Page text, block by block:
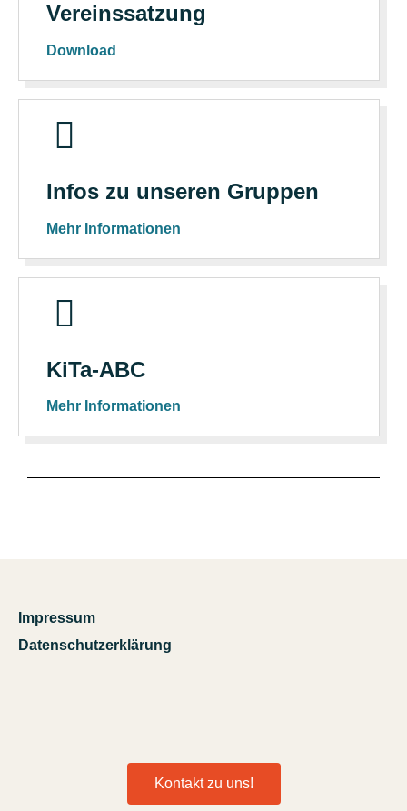
Vereinssatzung
Download
Infos zu unseren Gruppen
Mehr Informationen
KiTa-ABC
Mehr Informationen
Impressum
Datenschutzerklärung
Kontakt zu uns!